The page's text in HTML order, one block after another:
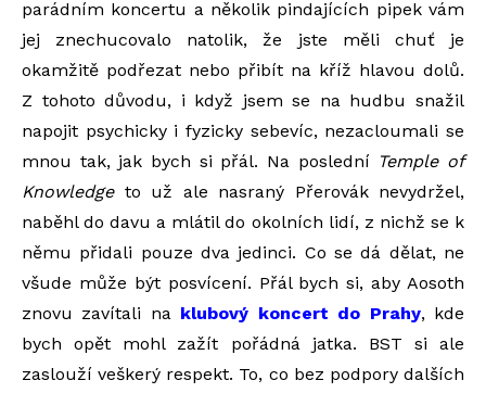
parádním koncertu a několik pindajících pipek vám
jej znechucovalo natolik, že jste měli chuť je
okamžitě podřezat nebo přibít na kříž hlavou dolů.
Z tohoto důvodu, i když jsem se na hudbu snažil
napojit psychicky i fyzicky sebevíc, nezacloumali se
mnou tak, jak bych si přál. Na poslední Temple of
Knowledgeto už ale nasraný Přerovák nevydržel,
naběhl do davu a mlátil do okolních lidí, z nichž se k
němu přidali pouze dva jedinci. Co se dá dělat, ne
všude může být posvícení. Přál bych si, aby Aosoth
znovu zavítali na klubový koncert do Prahy, kde
bych opět mohl zažít pořádná jatka. BST si ale
zaslouží veškerý respekt. To, co bez podpory dalších